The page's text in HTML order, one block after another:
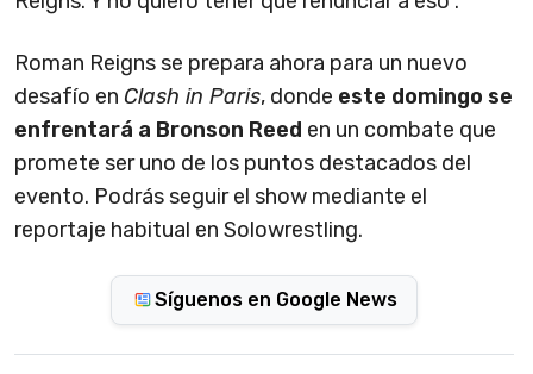
Roman Reigns se prepara ahora para un nuevo
desafío en Clash in Paris, donde este domingo se
enfrentará a Bronson Reed en un combate que
promete ser uno de los puntos destacados del
evento. Podrás seguir el show mediante el
reportaje habitual en Solowrestling.
Síguenos en Google News